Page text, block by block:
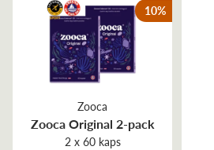
Zooca
Zooca Original 2-pack
2 x 60 kaps
10%